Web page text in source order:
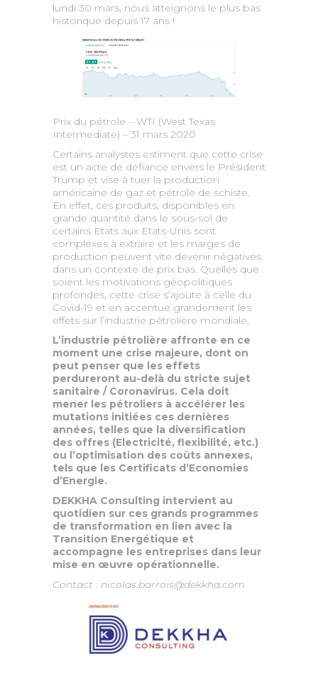
lundi 30 mars, nous atteignons le plus bas
historique depuis 17 ans !
Prix du pétrole – WTI (West Texas
Intermediate) – 31 mars 2020
Certains analystes estiment que cette crise
est un acte de défiance envers le Président
Trump et vise à tuer la production
américaine de gaz et pétrole de schiste.
En effet, ces produits, disponibles en
grande quantité dans le sous-sol de
certains Etats aux Etats-Unis sont
complexes à extraire et les marges de
production peuvent vite devenir négatives
dans un contexte de prix bas. Quelles que
soient les motivations géopolitiques
profondes, cette crise s’ajoute à celle du
Covid-19 et en accentue grandement les
effets sur l’industrie pétrolière mondiale.
L’industrie pétrolière affronte en ce
moment une crise majeure, dont on
peut penser que les effets
perdureront au-delà du stricte sujet
sanitaire / Coronavirus. Cela doit
mener les pétroliers à accélérer les
mutations initiées ces dernières
années, telles que la diversification
des offres (Electricité, flexibilité, etc.)
ou l’optimisation des coûts annexes,
tels que les Certificats d’Economies
d’Energie.
DEKKHA Consulting intervient au
quotidien sur ces grands programmes
de transformation en lien avec la
Transition Energétique et
accompagne les entreprises dans leur
mise en œuvre opérationnelle.
Contact : nicolas.barrois@dekkha.com